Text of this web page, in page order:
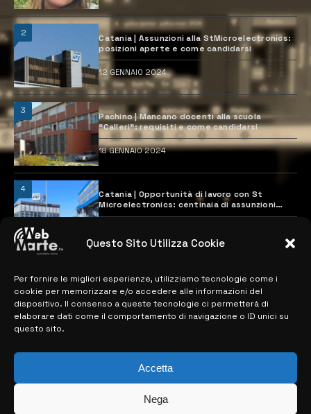
Questo Sito Utilizza Cookie
Per fornire le migliori esperienze, utilizziamo tecnologie come i
cookie per memorizzare e/o accedere alle informazioni del
dispositivo. Il consenso a queste tecnologie ci permetterà di
elaborare dati come il comportamento di navigazione o ID unici su
questo sito.
Accetta
Nega
2
Catania | Assunzioni alla StMicroelectronics:
posizioni aperte e come candidarsi
12 GENNAIO 2024
3
Pachino | Mancano docenti alla scuola
“Calleri”: requisiti e come candidarsi
18 GENNAIO 2024
4
Catania | Opportunità di lavoro con St
Microelectronics: centinaia di assunzioni
previste
MAPPA DEL SITO
> NOTIZIE